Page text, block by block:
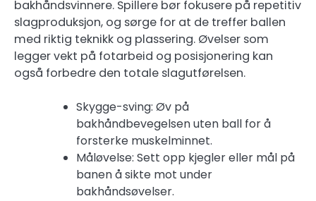
bakhåndsvinnere. Spillere bør fokusere på repetitiv
slagproduksjon, og sørge for at de treffer ballen
med riktig teknikk og plassering. Øvelser som
legger vekt på fotarbeid og posisjonering kan
også forbedre den totale slagutførelsen.
Skygge-sving: Øv på
bakhåndbevegelsen uten ball for å
forsterke muskelminnet.
Måløvelse: Sett opp kjegler eller mål på
banen å sikte mot under
bakhåndsøvelser.